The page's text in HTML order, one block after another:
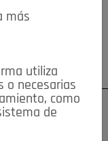
CONTACTO
contraseña?
más
utiliza
o necesarias
como
de